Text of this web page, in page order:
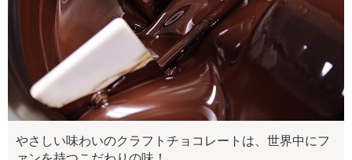
やさしい味わいのクラフトチョコレートは、世界中にフ